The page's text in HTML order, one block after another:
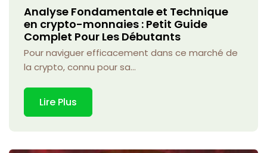
Analyse Fondamentale et Technique
en crypto-monnaies : Petit Guide
Complet Pour Les Débutants
Pour naviguer efficacement dans ce marché de
la crypto, connu pour sa...
Lire Plus